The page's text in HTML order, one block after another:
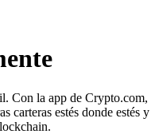
Con la app de Crypto.com,
carteras estés donde estés y